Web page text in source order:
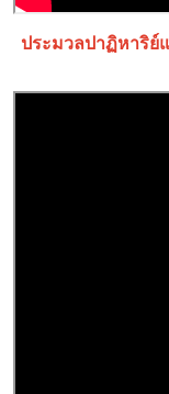
ประมวลปาฏิหาริย์